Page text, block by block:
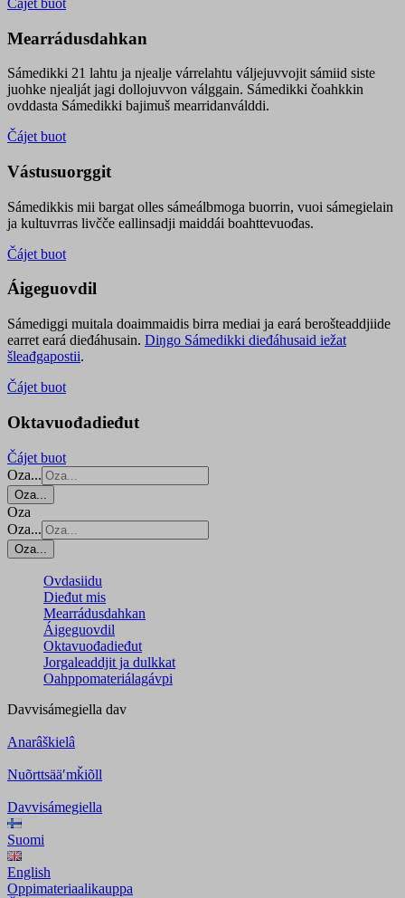
Mearrádusdahkan
Sámedikki 21 lahtu ja njealje várrelahtu váljejuvvojit sámiid siste
juohke njealját jagi dollojuvvon válggain. Sámedikki čoahkkin
ovddasta Sámedikki bajimuš mearridanválddi.
Čájet buot
Vástusuorggit
Sámedikkis mii bargat olles sámeálbmoga buorrin, vuoi sámegielain
ja kultuvrras livčče eallinsadji maiddái boahttevuođas.
Čájet buot
Áigeguovdil
Sámediggi muitala doaimmaidis birra mediai ja eará berošteaddjiide
earret eará dieđáhusain. Diŋgo Sámedikki dieđáhusaid iežat
šleađgapostii.
Čájet buot
Oktavuođadieđut
Čájet buot
Oza...
Oza...
Oza
Oza...
Oza...
Ovdasiidu
Dieđut mis
Mearrádusdahkan
Áigeguovdil
Oktavuođadieđut
Jorgaleaddjit ja dulkkat
Oahppomateriálagávpi
Davvisámegiella dav
Anarâškielâ
Nuõrttsääʹmǩiõll
Davvisámegiella
Suomi
English
Oppimateriaalikauppa